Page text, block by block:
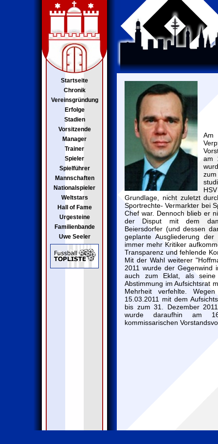
Startseite
Chronik
Vereinsgründung
Erfolge
Stadien
Vorsitzende
Manager
Trainer
Spieler
Spielführer
Mannschaften
Nationalspieler
Weltstars
Hall of Fame
Urgesteine
Familienbande
Uwe Seeler
Am
am
Grundlage, nicht zuletzt
Sportrechte- Vermarkter bei
Chef war. Dennoch blieb er
der Disput mit dem
Beiersdorfer (und dessen
geplante Ausgliederung
immer mehr Kritiker
Transparenz und fehlende
Mit der Wahl weiterer
2011 wurde der Gegenwind
auch zum Eklat, als seine
Abstimmung im Aufsichtsrat
Mehrheit verfehlte.
15.03.2011 mit dem
bis zum 31. Dezember
wurde daraufhin am
kommissarischen